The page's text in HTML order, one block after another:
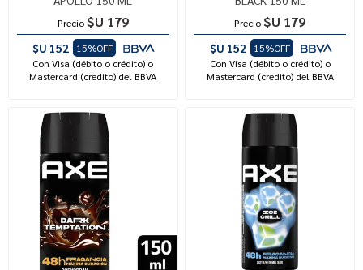
Precio $U 179
$U 152
15%OFF
Con Visa (débito o crédito) o
Mastercard (credito) del BBVA
Precio $U 179
$U 152
15%OFF
Con Visa (débito o crédito) o
Mastercard (credito) del BBVA